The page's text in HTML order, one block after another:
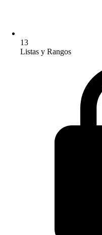
13
Listas y Rangos